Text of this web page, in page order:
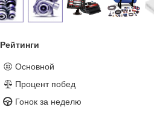
Рейтинги
Основной
Процент побед
Гонок за неделю